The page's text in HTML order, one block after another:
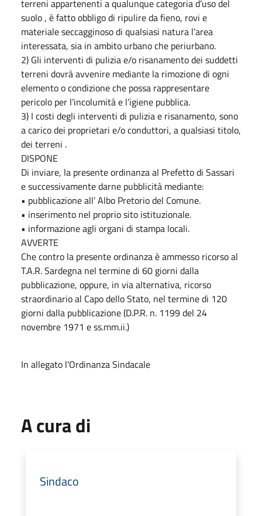
terreni appartenenti a qualunque categoria d’uso del
suolo , è fatto obbligo di ripulire da fieno, rovi e
materiale seccagginoso di qualsiasi natura l’area
interessata, sia in ambito urbano che periurbano.
2) Gli interventi di pulizia e/o risanamento dei suddetti
terreni dovrà avvenire mediante la rimozione di ogni
elemento o condizione che possa rappresentare
pericolo per l’incolumità e l’igiene pubblica.
3) I costi degli interventi di pulizia e risanamento, sono
a carico dei proprietari e/o conduttori, a qualsiasi titolo,
dei terreni .
DISPONE
Di inviare, la presente ordinanza al Prefetto di Sassari
e successivamente darne pubblicità mediante:
• pubblicazione all’ Albo Pretorio del Comune.
• inserimento nel proprio sito istituzionale.
• informazione agli organi di stampa locali.
AVVERTE
Che contro la presente ordinanza è ammesso ricorso al
T.A.R. Sardegna nel termine di 60 giorni dalla
pubblicazione, oppure, in via alternativa, ricorso
straordinario al Capo dello Stato, nel termine di 120
giorni dalla pubblicazione (D.P.R. n. 1199 del 24
novembre 1971 e ss.mm.ii.)
In allegato l'Ordinanza Sindacale
A cura di
Sindaco